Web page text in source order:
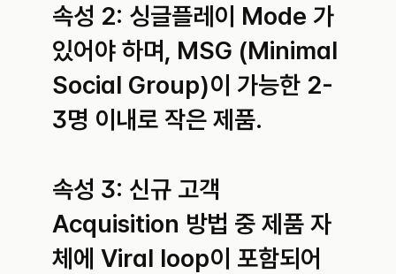
속성 2: 싱글플레이 Mode 가
있어야 하며, MSG (Minimal
Social Group)이 가능한 2-
3명 이내로 작은 제품.
속성 3: 신규 고객
Acquisition 방법 중 제품 자
체에 Viral loop이 포함되어